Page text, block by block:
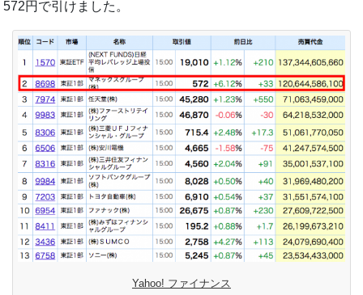
572円で引けました。
Yahoo! ファイナンス